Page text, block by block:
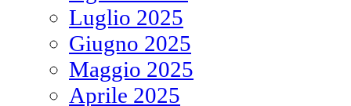
Luglio 2025
Giugno 2025
Maggio 2025
Aprile 2025